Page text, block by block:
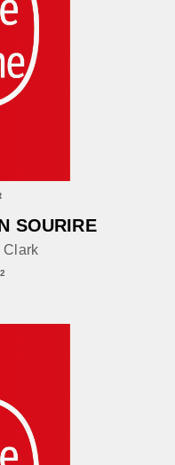
SOURIRE
Clark